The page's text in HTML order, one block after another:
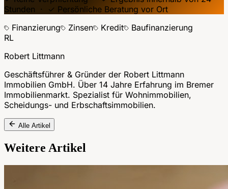
Stunden · ✓ Persönliche Beratung vor Ort
Finanzierung
Zinsen Kredit
Baufinanzierung
RL
Robert Littmann
Geschäftsführer & Gründer der Robert Littmann
Immobilien GmbH. Über 14 Jahre Erfahrung im Bremer
Immobilienmarkt. Spezialist für Wohnimmobilien,
Scheidungs- und Erbschaftsimmobilien.
Alle Artikel
Weitere Artikel